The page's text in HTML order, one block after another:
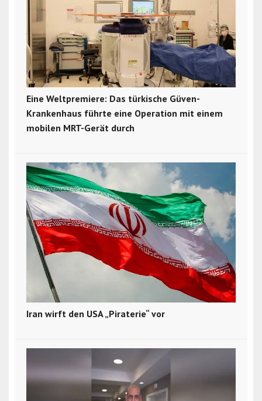
Eine Weltpremiere: Das türkische Güven-
Krankenhaus führte eine Operation mit einem
mobilen MRT-Gerät durch
Iran wirft den USA „Piraterie“ vor